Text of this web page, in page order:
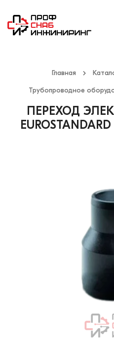
Главная
Трубопроводное
ПЕРЕХОД
EUROSTANDARD